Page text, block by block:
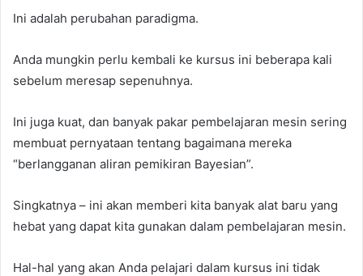
Ini adalah perubahan paradigma.
Anda mungkin perlu kembali ke kursus ini beberapa kali
sebelum meresap sepenuhnya.
Ini juga kuat, dan banyak pakar pembelajaran mesin sering
membuat pernyataan tentang bagaimana mereka
“berlangganan aliran pemikiran Bayesian”.
Singkatnya – ini akan memberi kita banyak alat baru yang
hebat yang dapat kita gunakan dalam pembelajaran mesin.
Hal-hal yang akan Anda pelajari dalam kursus ini tidak